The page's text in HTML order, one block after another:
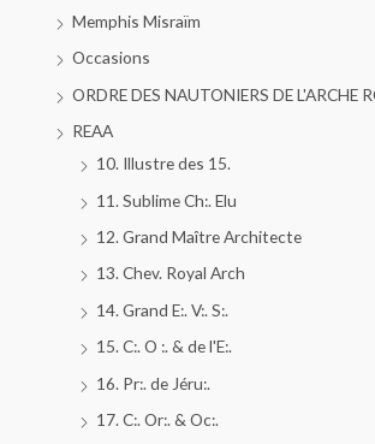
Memphis Misraïm
Occasions
ORDRE DES NAUTONIERS DE L'ARCHE
REAA
10. Illustre des 15.
11. Sublime Ch:. Elu
12. Grand Maître Architecte
13. Chev. Royal Arch
14. Grand E:. V:. S:.
15. C:. O :. & de l'E:.
16. Pr:. de Jéru:.
17. C:. Or:. & Oc:.